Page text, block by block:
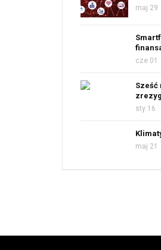
maj 29
cze 01
Sześć
sty 16
maj 21